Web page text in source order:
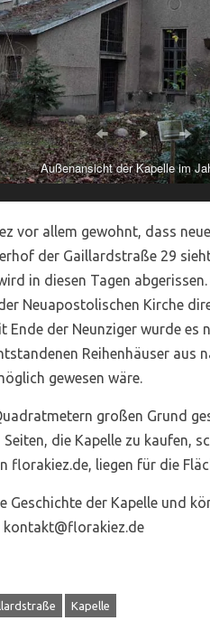
Außenansicht der Kapelle im
vor allem gewohnt, dass
der Gaillardstraße 29
in diesen Tagen
Neuapostolischen Kirche
Ende der Neunziger wurde
Reihenhäuser aus
gewesen wäre.
großen Grund
die Kapelle zu kaufen,
florakiez.de, liegen für die
Geschichte der Kapelle und
kontakt@florakiez.de
Kapelle